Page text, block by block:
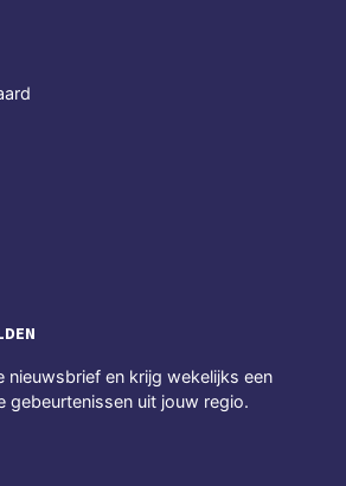
nieuwsbrief en krijg wekelijks een
gebeurtenissen uit jouw regio.